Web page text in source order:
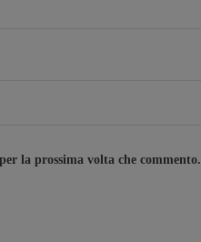
la prossima volta che commento.